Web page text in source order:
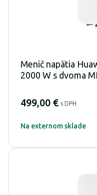
Menič napätia
2000 W s dvoma
499,00 € s DPH
Na externom sklade